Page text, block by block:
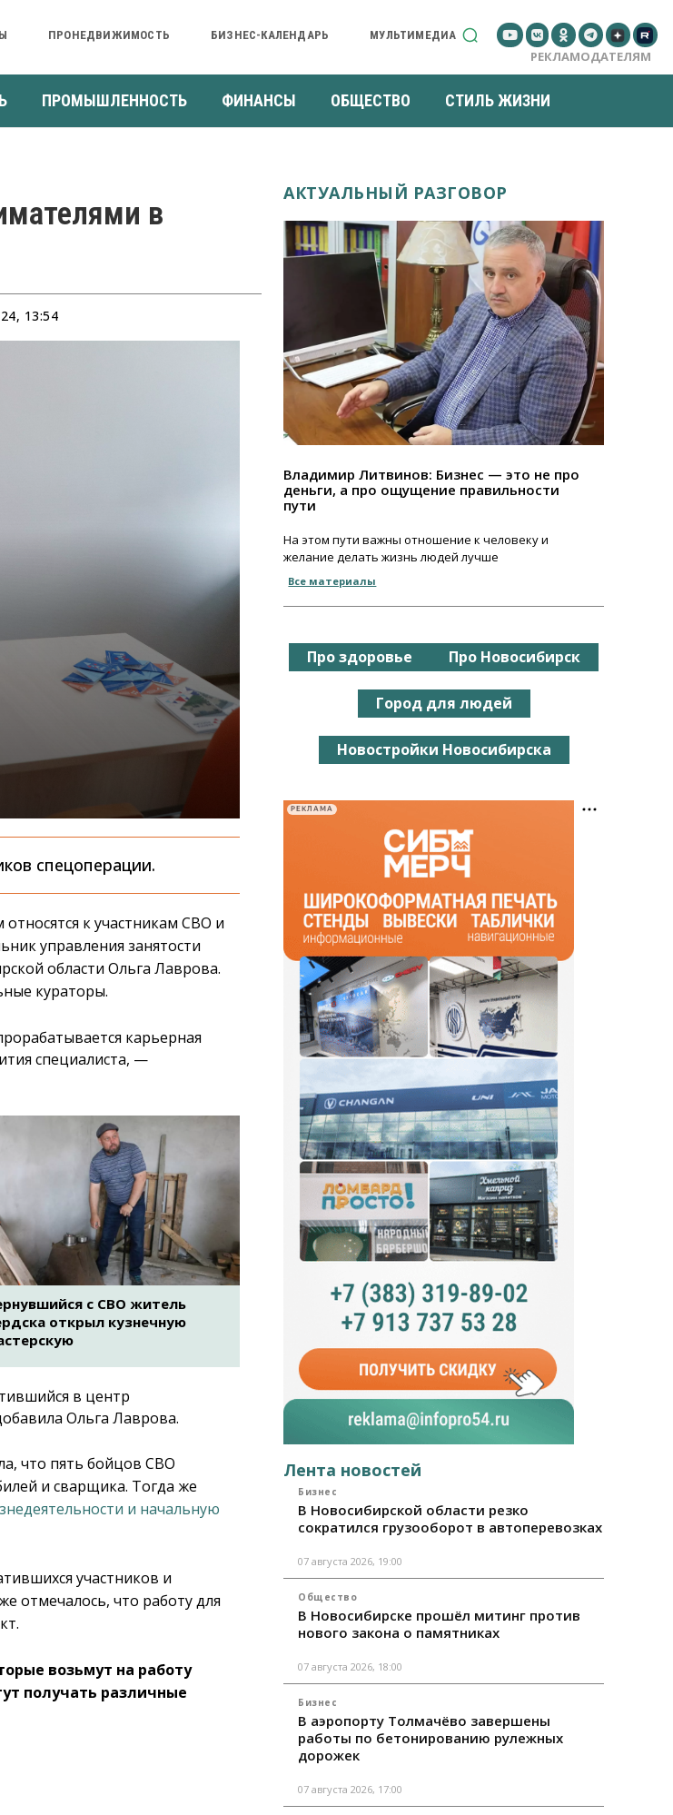
ПРОНЕДВИЖИМОСТЬ БИЗНЕС-КАЛЕНДАРЬ МУЛЬТИМЕДИА
РЕКЛАМОДАТЕЛЯМ
ПРОМЫШЛЕННОСТЬ ФИНАНСЫ ОБЩЕСТВО СТИЛЬ ЖИЗНИ
в
13:54
спецоперации.
к участникам СВО и
управления занятости
области Ольга Лаврова.
кураторы.
карьерная
специалиста, —
с СВО житель
открыл кузнечную
в центр
Ольга Лаврова.
что пять бойцов СВО
и сварщика. Тогда же
и начальную
участников и
отмечалось, что работу для
возьмут на работу
получать различные
АКТУАЛЬНЫЙ РАЗГОВОР
Владимир Литвинов: Бизнес — это не про
деньги, а про ощущение правильности
пути
На этом пути важны отношение к человеку и
желание делать жизнь людей лучше
Все материалы
Про здоровье Про Новосибирск
Город для людей
Новостройки Новосибирска
РЕКЛАМА
Лента новостей
Бизнес
В Новосибирской области резко
сократился грузооборот в автоперевозках
07 августа 2026, 19:00
Общество
В Новосибирске прошёл митинг против
нового закона о памятниках
07 августа 2026, 18:00
Бизнес
В аэропорту Толмачёво завершены
работы по бетонированию рулежных
дорожек
07 августа 2026, 17:00